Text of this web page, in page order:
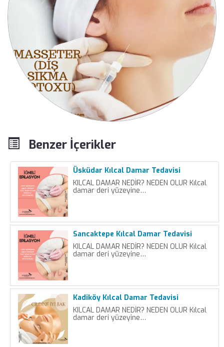
Benzer İçerikler
Üsküdar Kılcal Damar Tedavisi
KILCAL DAMAR NEDİR? NEDEN OLUR Kılcal
damar deri yüzeyine…
Sancaktepe Kılcal Damar Tedavisi
KILCAL DAMAR NEDİR? NEDEN OLUR Kılcal
damar deri yüzeyine…
Kadiköy Kılcal Damar Tedavisi
KILCAL DAMAR NEDİR? NEDEN OLUR Kılcal
damar deri yüzeyine…